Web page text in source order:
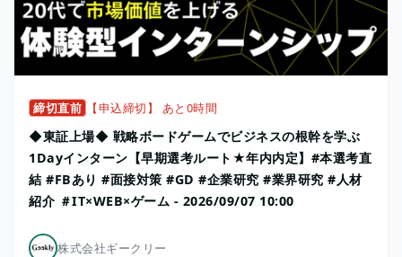
締切直前 【申込締切】 あと0時間
◆東証上場◆ 戦略ボードゲームでビジネスの根幹を学ぶ
1Dayインターン【早期選考ルート★年内内定】#本選考直
結 #FBあり #面接対策 #GD #企業研究 #業界研究 #人材
紹介 ＃IT×WEB×ゲーム - 2026/09/07 10:00
株式会社ギークリー